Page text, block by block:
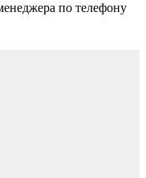
по телефону